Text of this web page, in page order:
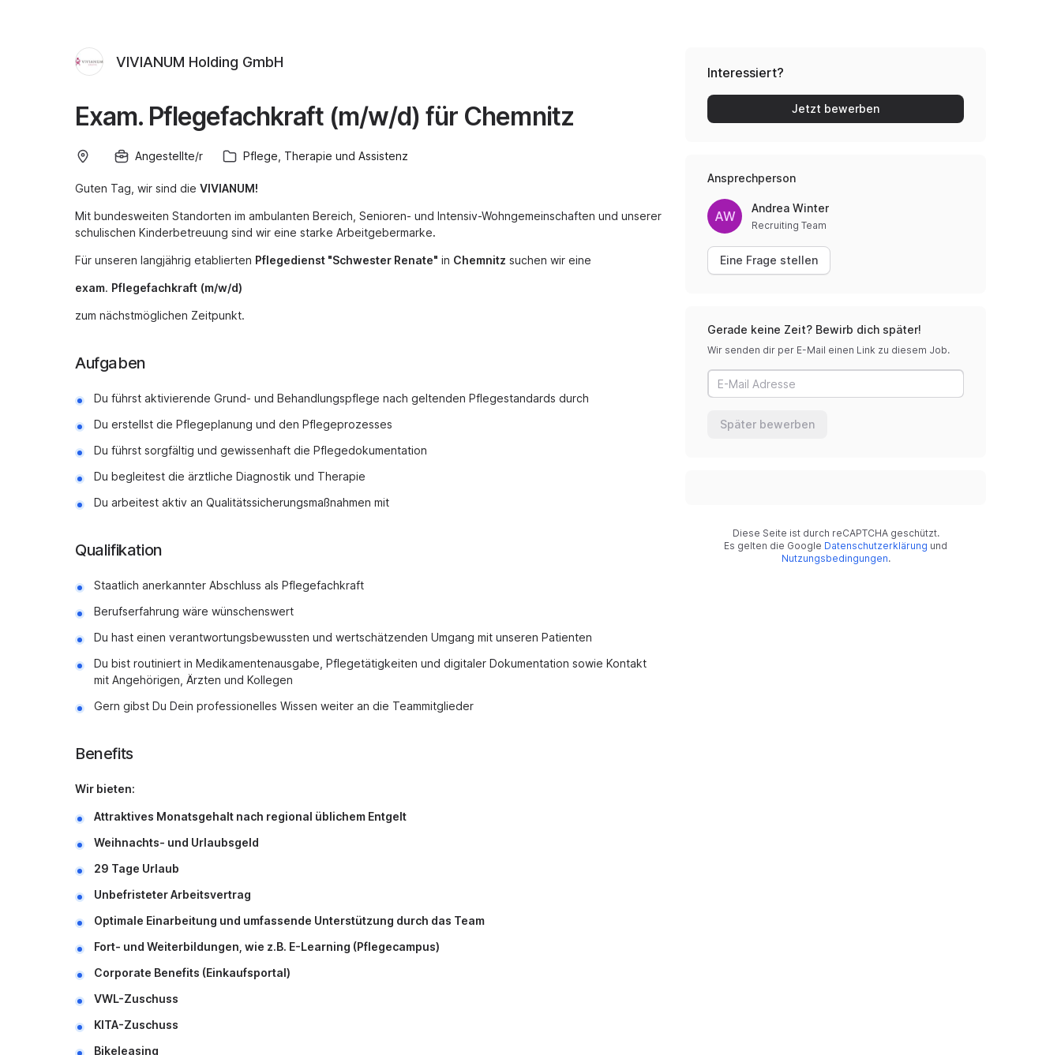
VIVIANUM Holding GmbH
Exam. Pflegefachkraft (m/w/d) für Chemnitz
Angestellte/r Pflege, Therapie und Assistenz
Guten Tag, wir sind die VIVIANUM!
Mit bundesweiten Standorten im ambulanten Bereich, Senioren- und Intensiv-Wohngemeinschaften und unserer
schulischen Kinderbetreuung sind wir eine starke Arbeitgebermarke.
Für unseren langjährig etablierten Pflegedienst "Schwester Renate" in Chemnitz suchen wir eine
exam. Pflegefachkraft (m/w/d)
zum nächstmöglichen Zeitpunkt.
Aufgaben
Du führst aktivierende Grund- und Behandlungspflege nach geltenden Pflegestandards durch
Du erstellst die Pflegeplanung und den Pflegeprozesses
Du führst sorgfältig und gewissenhaft die Pflegedokumentation
Du begleitest die ärztliche Diagnostik und Therapie
Du arbeitest aktiv an Qualitätssicherungsmaßnahmen mit
Qualifikation
Staatlich anerkannter Abschluss als Pflegefachkraft
Berufserfahrung wäre wünschenswert
Du hast einen verantwortungsbewussten und wertschätzenden Umgang mit unseren Patienten
Du bist routiniert in Medikamentenausgabe, Pflegetätigkeiten und digitaler Dokumentation sowie Kontakt
mit Angehörigen, Ärzten und Kollegen
Gern gibst Du Dein professionelles Wissen weiter an die Teammitglieder
Benefits
Wir bieten:
Attraktives Monatsgehalt nach regional üblichem Entgelt
Weihnachts- und Urlaubsgeld
29 Tage Urlaub
Unbefristeter Arbeitsvertrag
Optimale Einarbeitung und umfassende Unterstützung durch das Team
Fort- und Weiterbildungen, wie z.B. E-Learning (Pflegecampus)
Corporate Benefits (Einkaufsportal)
VWL-Zuschuss
KITA-Zuschuss
Bikeleasing
Interessiert?
Jetzt bewerben
Ansprechperson
AW
Andrea Winter
Recruiting Team
Eine Frage stellen
Gerade keine Zeit? Bewirb dich später!
Wir senden dir per E-Mail einen Link zu diesem Job.
Später bewerben
Diese Seite ist durch reCAPTCHA geschützt.
Es gelten die Google Datenschutzerklärung und
Nutzungsbedingungen.